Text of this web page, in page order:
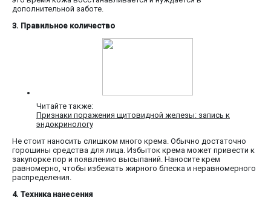
дополнительной заботе.
3. Правильное количество
Читайте также:
Признаки поражения щитовидной железы: запись к
эндокринологу
Не стоит наносить слишком много крема. Обычно достаточно
горошины средства для лица. Избыток крема может привести к
закупорке пор и появлению высыпаний. Наносите крем
равномерно, чтобы избежать жирного блеска и неравномерного
распределения.
4. Техника нанесения